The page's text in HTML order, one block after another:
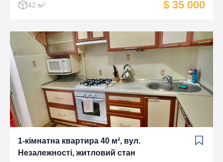
42 м² $ 35 000
1-кімнатна квартира 40 м², вул.
Незалежності, житловий стан